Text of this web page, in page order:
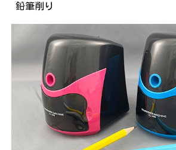
鉛筆削り